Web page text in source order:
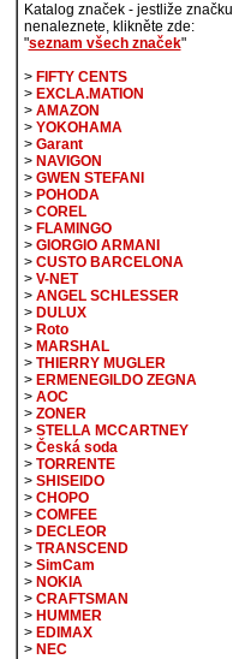
Katalog značek - jestliže značku
nenaleznete, klikněte zde:
"seznam všech značek"
> FIFTY CENTS
> EXCLA.MATION
> AMAZON
> YOKOHAMA
> Garant
> NAVIGON
> GWEN STEFANI
> POHODA
> COREL
> FLAMINGO
> GIORGIO ARMANI
> CUSTO BARCELONA
> V-NET
> ANGEL SCHLESSER
> DULUX
> Roto
> MARSHAL
> THIERRY MUGLER
> ERMENEGILDO ZEGNA
> AOC
> ZONER
> STELLA MCCARTNEY
> Česká soda
> TORRENTE
> SHISEIDO
> CHOPO
> COMFEE
> DECLEOR
> TRANSCEND
> SimCam
> NOKIA
> CRAFTSMAN
> HUMMER
> EDIMAX
> NEC